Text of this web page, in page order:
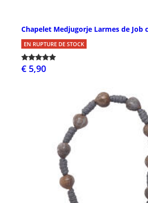
Chapelet Medjugorje Larmes de Job
EN RUPTURE DE STOCK
€ 5,90